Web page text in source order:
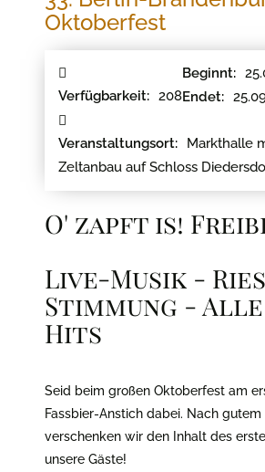
Oktoberfest
Verfügbarkeit: 208
Beginnt:
Endet:
Veranstaltungsort: Markthalle
Zeltanbau auf Schloss
O' zapft is!
Live-Musik -
Stimmung -
Hits
Seid beim großen Oktoberfest am
Fassbier-Anstich dabei. Nach gutem
verschenken wir den Inhalt des
unsere Gäste!